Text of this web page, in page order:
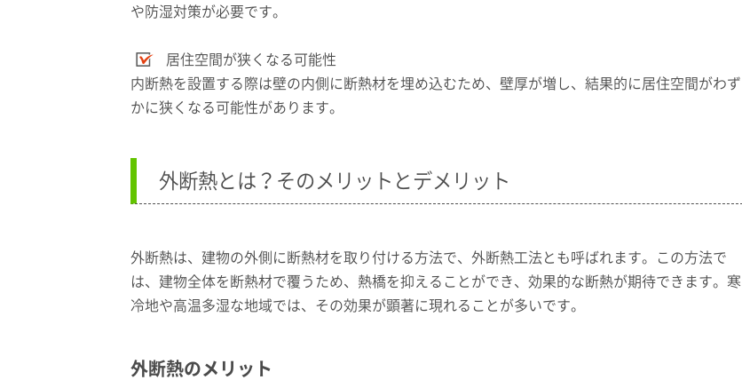
や防湿対策が必要です。
居住空間が狭くなる可能性
内断熱を設置する際は壁の内側に断熱材を埋め込むため、壁厚が増し、結果的に居住空間がわず
かに狭くなる可能性があります。
外断熱とは？そのメリットとデメリット
外断熱は、建物の外側に断熱材を取り付ける方法で、外断熱工法とも呼ばれます。この方法で
は、建物全体を断熱材で覆うため、熱橋を抑えることができ、効果的な断熱が期待できます。寒
冷地や高温多湿な地域では、その効果が顕著に現れることが多いです。
外断熱のメリット